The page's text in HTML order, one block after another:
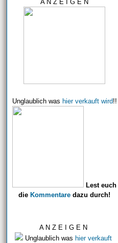
A N Z E I G E N
Unglaublich was hier verkauft wird!!
Lest euch
die Kommentare dazu durch!
A N Z E I G E N
Unglaublich was hier verkauft